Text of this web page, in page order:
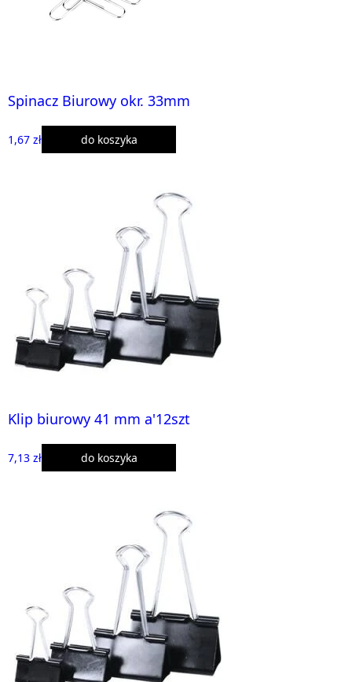
Spinacz Biurowy okr. 33mm
1,67 zł do koszyka
Klip biurowy 41 mm a'12szt
7,13 zł do koszyka